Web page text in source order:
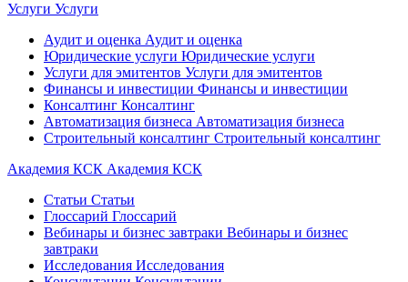
Услуги Услуги
Аудит и оценка Аудит и оценка
Юридические услуги Юридические услуги
Услуги для эмитентов Услуги для эмитентов
Финансы и инвестиции Финансы и инвестиции
Консалтинг Консалтинг
Автоматизация бизнеса Автоматизация бизнеса
Строительный консалтинг Строительный консалтинг
Академия КСК Академия КСК
Статьи Статьи
Глоссарий Глоссарий
Вебинары и бизнес завтраки Вебинары и бизнес
завтраки
Исследования Исследования